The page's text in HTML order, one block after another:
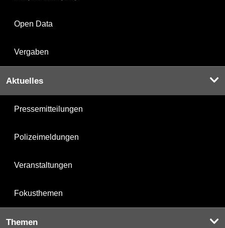
Open Data
Vergaben
Aktuelles
Pressemitteilungen
Polizeimeldungen
Veranstaltungen
Fokusthemen
Themen